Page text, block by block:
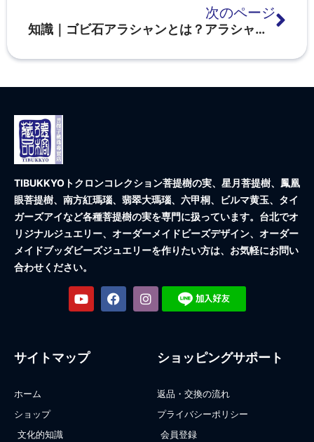
次のページ
知識｜ゴビ石アラシャンとは？アラシャンは塩源メノウ？アレキサンドライトには何色ありますか？
TIBUKKYOトクロンコレクション菩提樹の実、星月菩提樹、鳳凰
眼菩提樹、南方紅瑪瑙、翡翠大瑪瑙、六甲桐、ビルマ黄玉、タイ
ガーズアイなど各種菩提樹の実を専門に扱っています。台北でオ
リジナルジュエリー、オーダーメイドビーズデザイン、オーダー
メイドブッダビーズジュエリーを作りたい方は、お気軽にお問い
合わせください。
サイトマップ
ホーム
ショップ
文化的知識
ショッピングサポート
返品・交換の流れ
プライバシーポリシー
会員登録